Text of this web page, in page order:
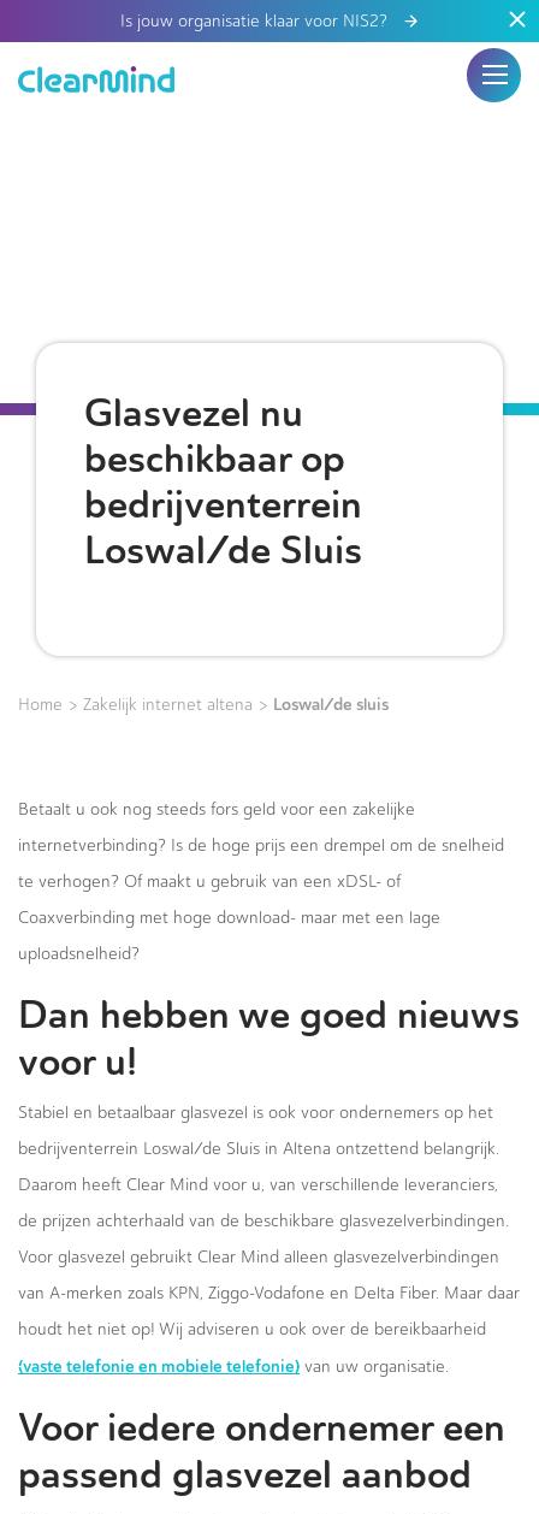
Is jouw organisatie klaar voor NIS2?
Glasvezel nu
beschikbaar op
bedrijventerrein
Loswal/de Sluis
Home > Zakelijk internet altena > Loswal/de sluis
Betaalt u ook nog steeds fors geld voor een zakelijke
internetverbinding? Is de hoge prijs een drempel om de snelheid
te verhogen? Of maakt u gebruik van een xDSL- of
Coaxverbinding met hoge download- maar met een lage
uploadsnelheid?
Dan hebben we goed nieuws
voor u!
Stabiel en betaalbaar glasvezel is ook voor ondernemers op het
bedrijventerrein Loswal/de Sluis in Altena ontzettend belangrijk.
Daarom heeft Clear Mind voor u, van verschillende leveranciers,
de prijzen achterhaald van de beschikbare glasvezelverbindingen.
Voor glasvezel gebruikt Clear Mind alleen glasvezelverbindingen
van A-merken zoals KPN, Ziggo-Vodafone en Delta Fiber. Maar daar
houdt het niet op! Wij adviseren u ook over de bereikbaarheid
(vaste telefonie en mobiele telefonie) van uw organisatie.
Voor iedere ondernemer een
passend glasvezel aanbod